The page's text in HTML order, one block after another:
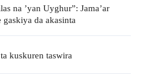
na ’yan Uyghur”: Jama’ar
da akasinta
kuskuren taswira